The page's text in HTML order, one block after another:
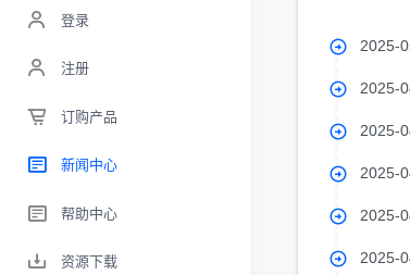
登录
注册
订购产品
新闻中心
帮助中心
资源下载
2025-
2025-
2025-
2025-
2025-
2025-